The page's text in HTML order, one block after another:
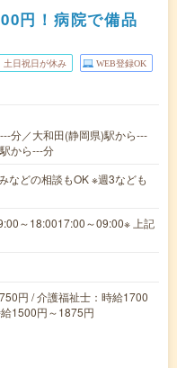
円！病院で備品
土日祝日が休み WEB登録OK
分／大和田(静岡県)駅から---
から---分
などの相談もOK ※週3なども
～18:0017:00～09:00※ 上記
円 / 介護福祉士：時給1700
1500円～1875円